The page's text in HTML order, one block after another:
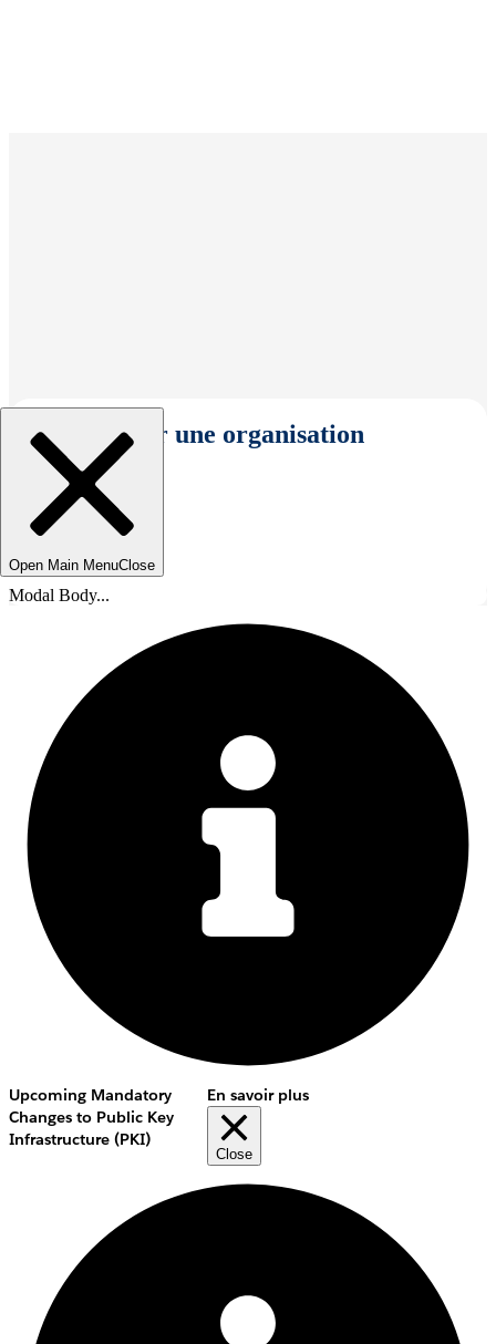
Sélectionner une organisation
Open Main MenuClose
Modal Body...
Upcoming Mandatory
Changes to Public Key
Infrastructure (PKI)
En savoir plus
Close